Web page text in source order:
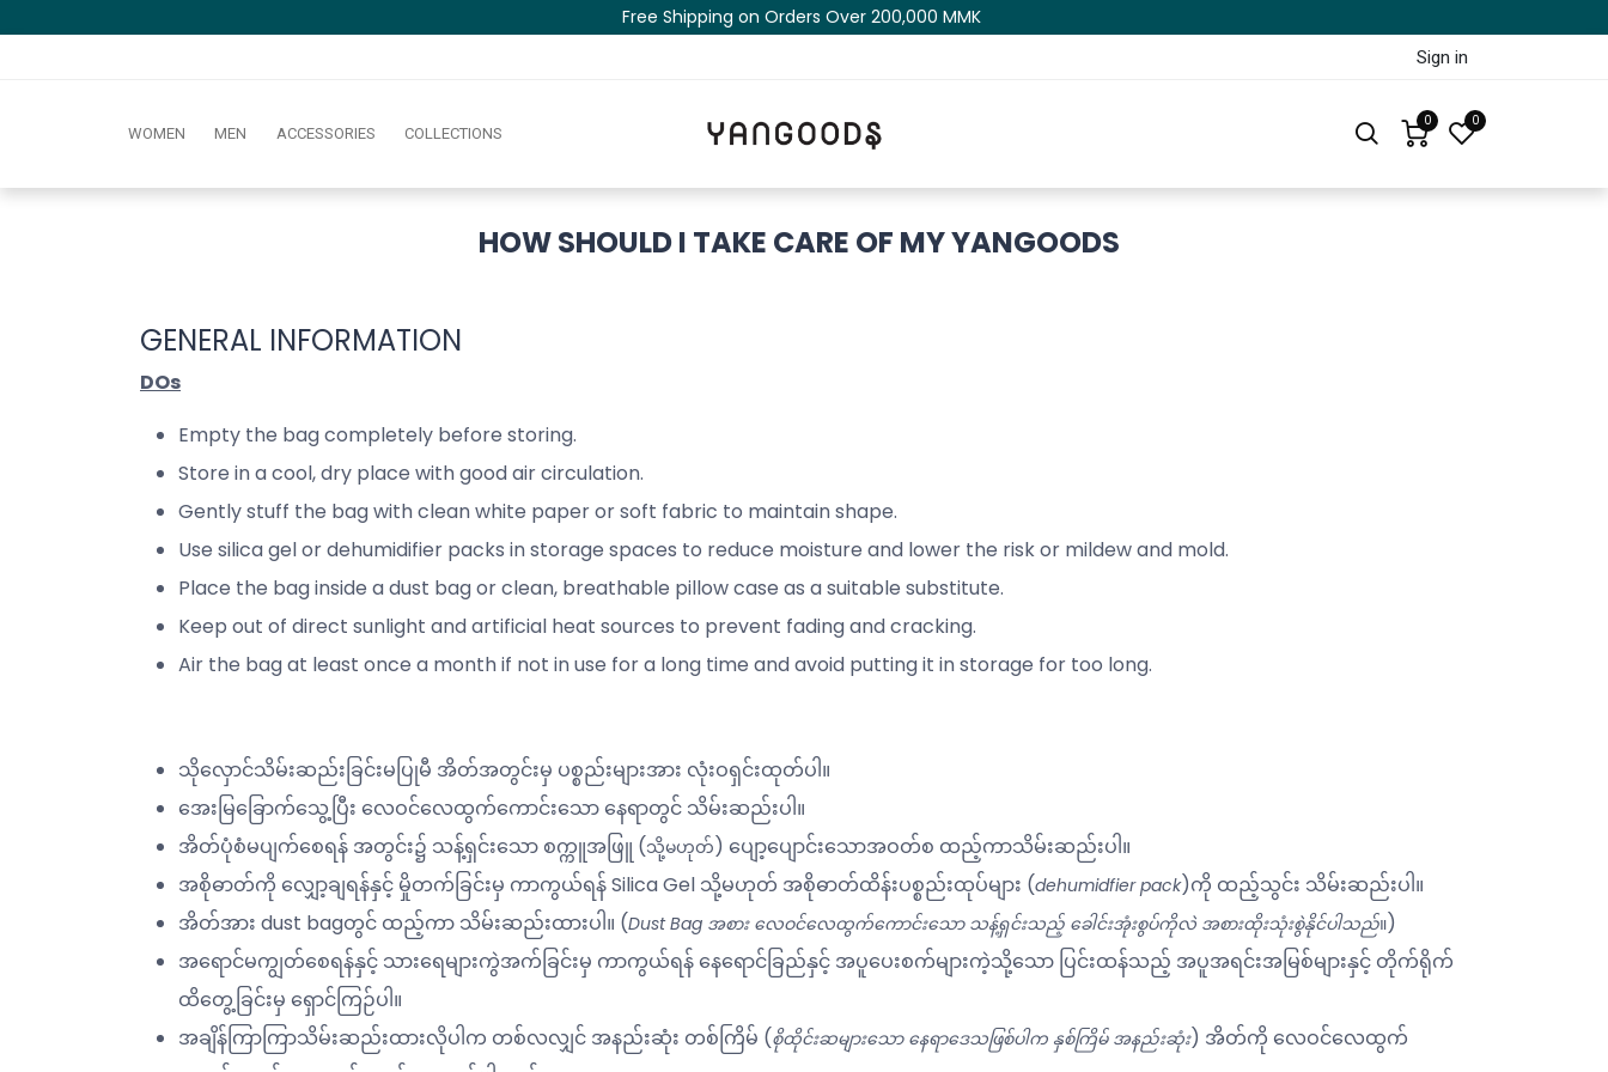
Free Shipping on Orders Over 200,000 MM​K​​ ​​​
Sign in
WOMEN MEN ACCESSORIES COLLECTIONS
0 0
HOW SHOULD I TAKE CARE OF MY YANGOODS
GENERAL INFORMATION
DOs
Empty the bag completely before storing.
Store in a cool, dry place with good air circulation.
Gently stuff the bag with clean white paper or soft fabric to maintain shape.
Use silica gel or dehumidifier packs in storage spaces to reduce moisture and lower the risk or mildew and mold.
Place the bag inside a dust bag or clean, breathable pillow case as a suitable substitute.
Keep out of direct sunlight and artificial heat sources to prevent fading and cracking.
Air the bag at least once a month if not in use for a long time and avoid putting it in storage for too long.
သိုလှောင်သိမ်းဆည်းခြင်းမပြုမီ အိတ်အတွင်းမှ ပစ္စည်းများအား လုံးဝရှင်းထုတ်ပါ။
အေးမြခြောက်သွေ့ပြီး လေဝင်လေထွက်ကောင်းသော နေရာတွင် သိမ်းဆည်းပါ။
အိတ်ပုံစံမပျက်စေရန် အတွင်း၌ သန့်ရှင်းသော စက္ကူအဖြူ (သို့မဟုတ်) ပျော့ပျောင်းသောအဝတ်စ ထည့်ကာသိမ်းဆည်းပါ။
အစိုဓာတ်ကို လျှော့ချရန်နှင့် မှိုတက်ခြင်းမှ ကာကွယ်ရန် Silica Gel သို့မဟုတ် အစိုဓာတ်ထိန်းပစ္စည်းထုပ်များ (dehumidfier pack)ကို ထည့်သွင်း သိမ်းဆည်းပါ။
အိတ်အား dust bagတွင် ထည့်ကာ သိမ်းဆည်းထားပါ။ (Dust Bag အစား လေဝင်လေထွက်ကောင်းသော သန့်ရှင်းသည့် ခေါင်းအုံးစွပ်ကိုလဲ အစားထိုးသုံးစွဲနိုင်ပါသည်။)
အရောင်မကျွတ်စေရန်နှင့် သားရေများကွဲအက်ခြင်းမှ ကာကွယ်ရန် နေရောင်ခြည်နှင့် အပူပေးစက်များကဲ့သို့သော ပြင်းထန်သည့် အပူအရင်းအမြစ်များနှင့် တိုက်ရိုက်
ထိတွေ့ခြင်းမှ ရှောင်ကြဉ်ပါ။
အချိန်ကြာကြာသိမ်းဆည်းထားလိုပါက တစ်လလျှင် အနည်းဆုံး တစ်ကြိမ် (စိုထိုင်းဆများသော နေရာဒေသဖြစ်ပါက နှစ်ကြိမ် အနည်းဆုံး) အိတ်ကို လေဝင်လေထွက်